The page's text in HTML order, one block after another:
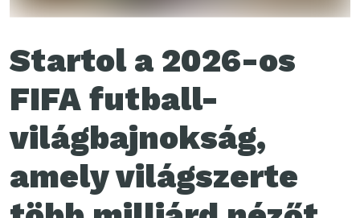
Startol a 2026-os
FIFA futball-
világbajnokság,
amely világszerte